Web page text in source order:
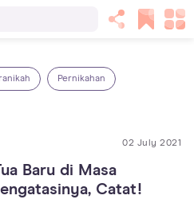
Pernikahan
02 July 2021
Baru di Masa
Catat!